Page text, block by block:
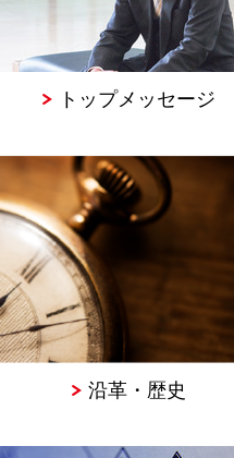
トップメッセージ
沿革・歴史